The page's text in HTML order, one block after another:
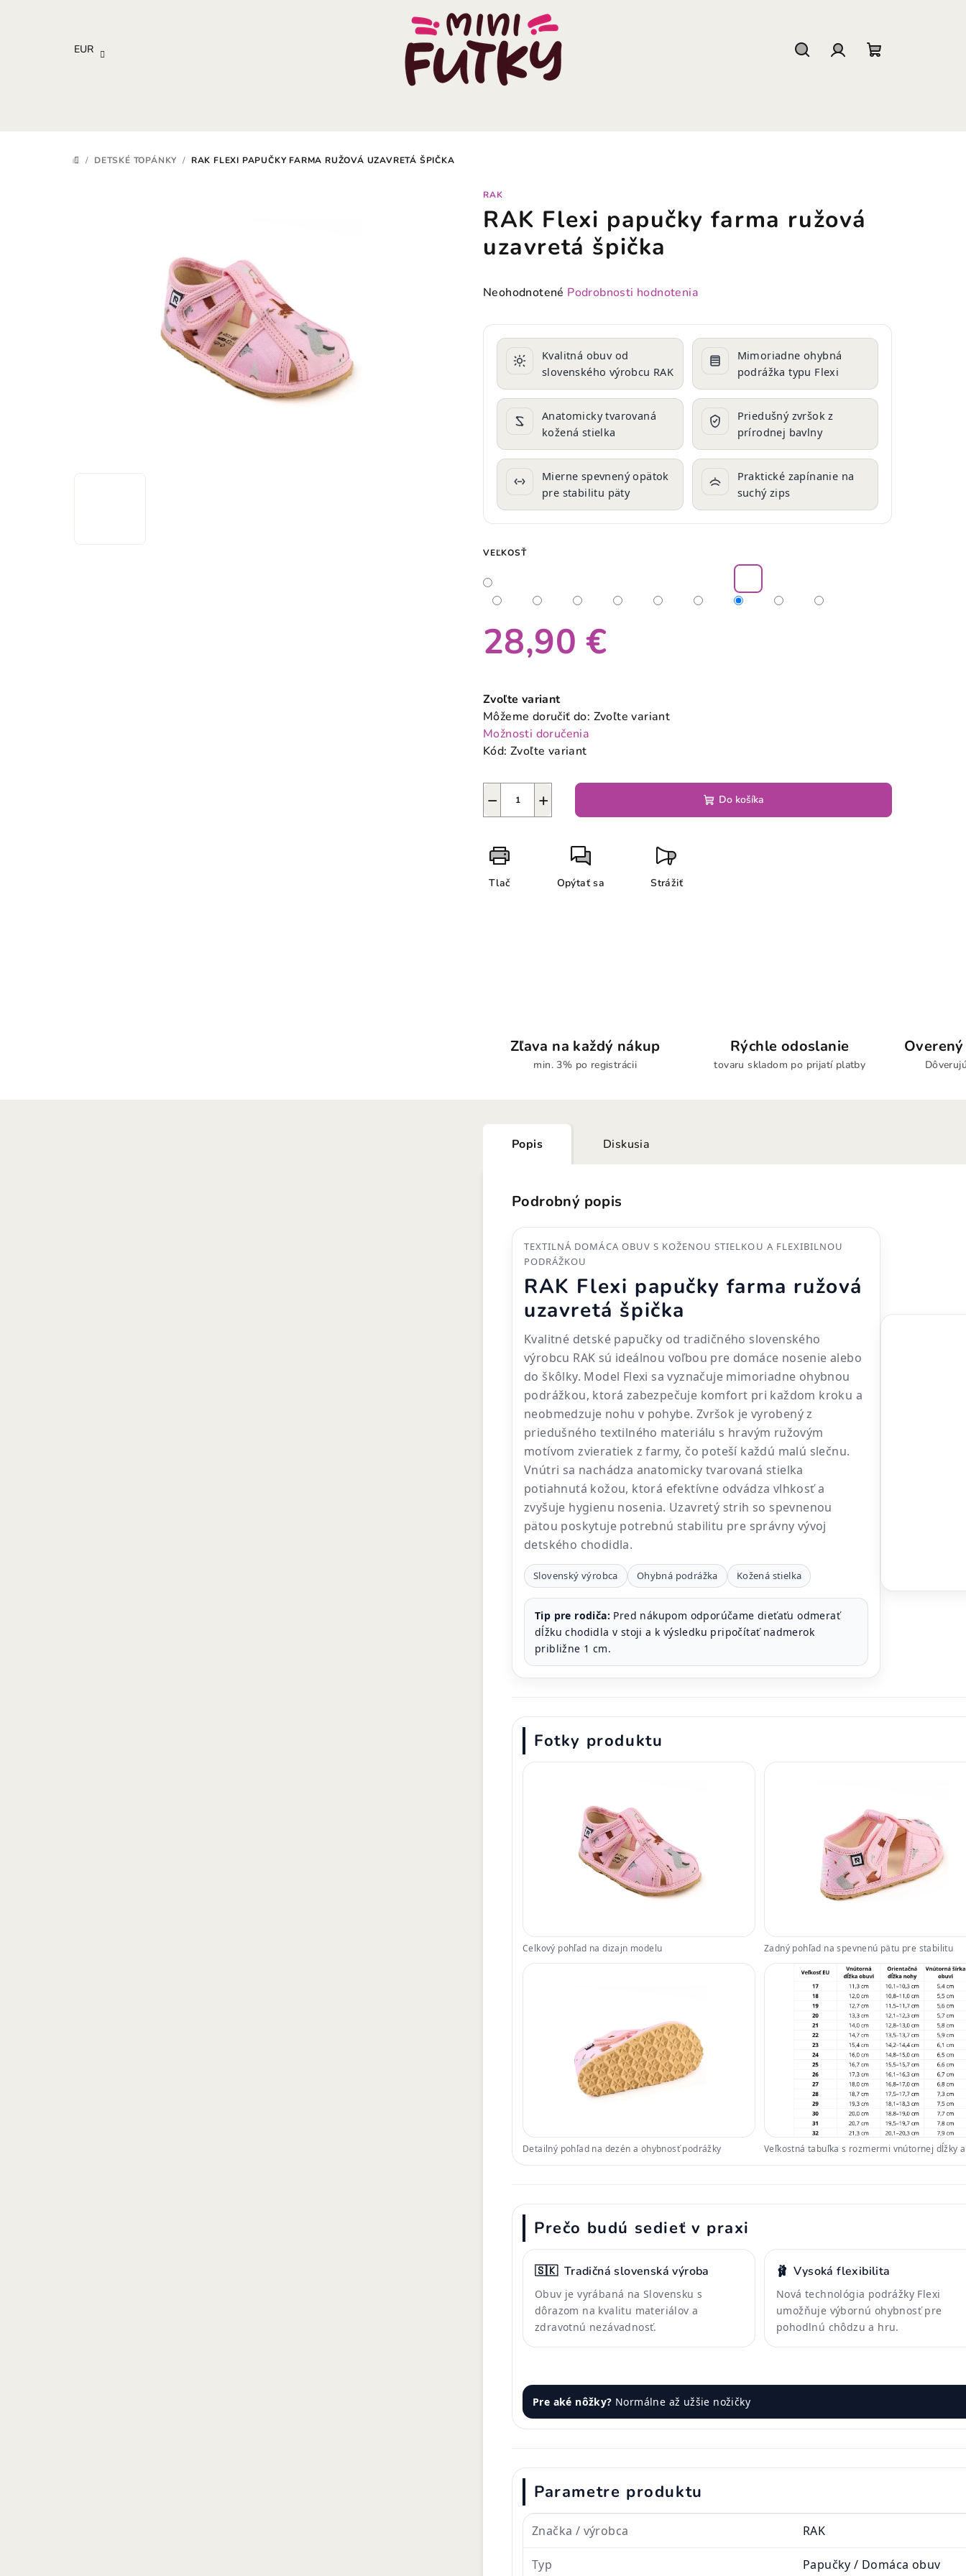
EUR
DOMOV
/ DETSKÉ TOPÁNKY / RAK FLEXI PAPUČKY FARMA RUŽOVÁ UZAVRETÁ ŠPIČKA
RAK
RAK Flexi papučky farma ružová
uzavretá špička
Priemerné
produktu
hviezdičiek.
Neohodnotené Podrobnosti hodnotenia
Kvalitná obuv od
slovenského výrobcu RAK
Mimoriadne ohybná
podrážka typu Flexi
Anatomicky tvarovaná
kožená stielka
Priedušný zvršok z
prírodnej bavlny
Mierne spevnený opätok
pre stabilitu päty
Praktické zapínanie na
suchý zips
VEĽKOSŤ
28,90 €
cena:
Zvoľte variant
Môžeme doručiť do: Zvoľte variant
Možnosti doručenia
Kód: Zvoľte variant
+
− Do košíka
Tlač Opýtať sa Strážiť
Zľava na každý nákup
min. 3% po registrácii
Rýchle odoslanie
tovaru skladom po prijatí platby
Popis Diskusia
Podrobný popis
TEXTILNÁ DOMÁCA OBUV S KOŽENOU STIELKOU A FLEXIBILNOU
PODRÁŽKOU
RAK Flexi papučky farma ružová
uzavretá špička
Kvalitné detské papučky od tradičného slovenského
výrobcu RAK sú ideálnou voľbou pre domáce nosenie alebo
do škôlky. Model Flexi sa vyznačuje mimoriadne ohybnou
podrážkou, ktorá zabezpečuje komfort pri každom kroku a
neobmedzuje nohu v pohybe. Zvršok je vyrobený z
priedušného textilného materiálu s hravým ružovým
motívom zvieratiek z farmy, čo poteší každú malú slečnu.
Vnútri sa nachádza anatomicky tvarovaná stielka
potiahnutá kožou, ktorá efektívne odvádza vlhkosť a
zvyšuje hygienu nosenia. Uzavretý strih so spevnenou
pätou poskytuje potrebnú stabilitu pre správny vývoj
detského chodidla.
Slovenský výrobca Ohybná podrážka Kožená stielka
Tip pre rodiča: Pred nákupom odporúčame dieťaťu odmerať
dĺžku chodidla v stoji a k výsledku pripočítať nadmerok
približne 1 cm.
Fotky produktu
Celkový pohľad na dizajn modelu Zadný pohľad na spevnenú pätu pre stabilitu
Detailný pohľad na dezén a ohybnosť podrážky Veľkostná tabuľka s rozmermi vnútornej dĺžky
Prečo budú sedieť v praxi
🇸🇰 Tradičná slovenská výroba
Obuv je vyrábaná na Slovensku s
dôrazom na kvalitu materiálov a
zdravotnú nezávadnosť.
🩰 Vysoká flexibilita
Nová technológia podrážky Flexi
umožňuje výbornú ohybnosť pre
pohodlnú chôdzu a hru.
Pre aké nôžky? Normálne až užšie nožičky
Parametre produktu
Značka / výrobca RAK
Typ Papučky / Domáca obuv